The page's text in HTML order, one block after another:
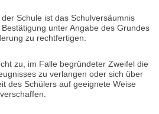
Schule ist das Schulversäumnis
unter Angabe des Grundes
zu rechtfertigen.
zu, im Falle begründeter Zweifel die
zu verlangen oder sich über
des Schülers auf geeignete Weise